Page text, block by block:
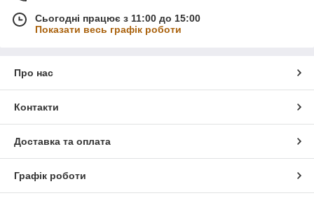
Сьогодні працює з 11:00 до 15:00
Показати весь графік роботи
Про нас
Контакти
Доставка та оплата
Графік роботи